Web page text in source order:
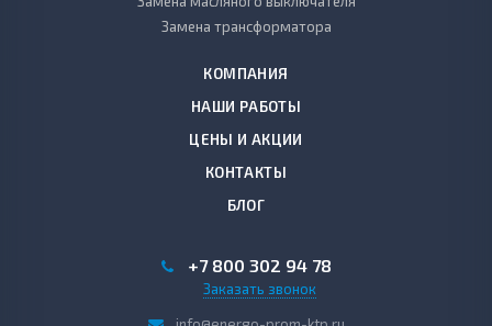
Замена трансформатора
КОМПАНИЯ
НАШИ РАБОТЫ
ЦЕНЫ И АКЦИИ
КОНТАКТЫ
БЛОГ
+7 800 302 94 78
Заказать звонок